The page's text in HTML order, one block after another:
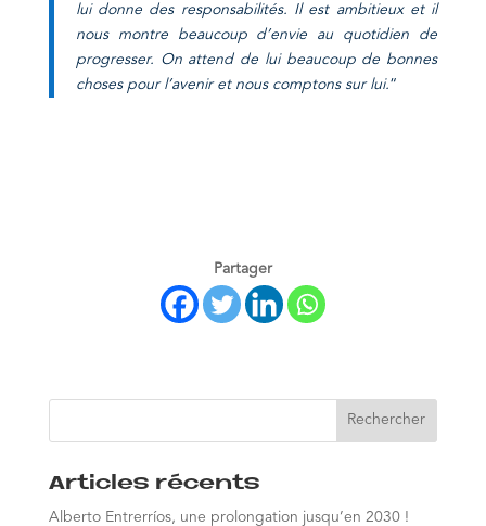
lui donne des responsabilités. Il est ambitieux et il
nous montre beaucoup d’envie au quotidien de
progresser. On attend de lui beaucoup de bonnes
choses pour l’avenir et nous comptons sur lui.“
Partager
Articles récents
Alberto Entrerríos, une prolongation jusqu’en 2030 !